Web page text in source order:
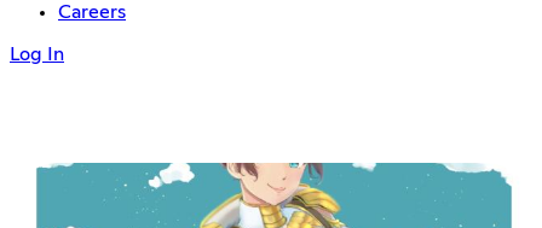
Careers
Log In